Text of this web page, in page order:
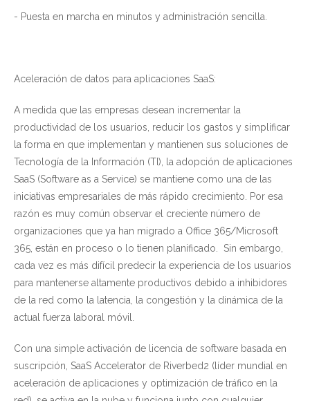
- Puesta en marcha en minutos y administración sencilla.
Aceleración de datos para aplicaciones SaaS:
A medida que las empresas desean incrementar la
productividad de los usuarios, reducir los gastos y simplificar
la forma en que implementan y mantienen sus soluciones de
Tecnología de la Información (TI), la adopción de aplicaciones
SaaS (Software as a Service) se mantiene como una de las
iniciativas empresariales de más rápido crecimiento. Por esa
razón es muy común observar el creciente número de
organizaciones que ya han migrado a Office 365/Microsoft
365, están en proceso o lo tienen planificado. Sin embargo,
cada vez es más difícil predecir la experiencia de los usuarios
para mantenerse altamente productivos debido a inhibidores
de la red como la latencia, la congestión y la dinámica de la
actual fuerza laboral móvil.
Con una simple activación de licencia de software basada en
suscripción, SaaS Accelerator de Riverbed2 (líder mundial en
aceleración de aplicaciones y optimización de tráfico en la